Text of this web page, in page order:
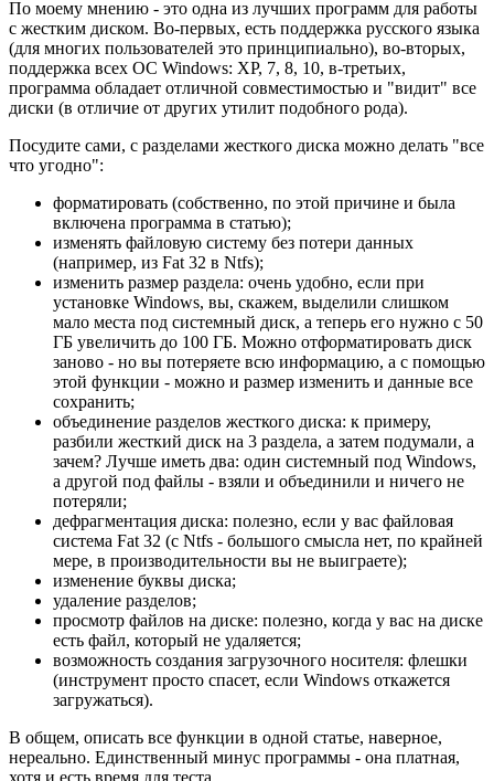
По моему мнению - это одна из лучших программ для работы
с жестким диском. Во-первых, есть поддержка русского языка
(для многих пользователей это принципиально), во-вторых,
поддержка всех ОС Windows: XP, 7, 8, 10, в-третьих,
программа обладает отличной совместимостью и "видит" все
диски (в отличие от других утилит подобного рода).
Посудите сами, с разделами жесткого диска можно делать "все
что угодно":
форматировать (собственно, по этой причине и была
включена программа в статью);
изменять файловую систему без потери данных
(например, из Fat 32 в Ntfs);
изменить размер раздела: очень удобно, если при
установке Windows, вы, скажем, выделили слишком
мало места под системный диск, а теперь его нужно с 50
ГБ увеличить до 100 ГБ. Можно отформатировать диск
заново - но вы потеряете всю информацию, а с помощью
этой функции - можно и размер изменить и данные все
сохранить;
объединение разделов жесткого диска: к примеру,
разбили жесткий диск на 3 раздела, а затем подумали, а
зачем? Лучше иметь два: один системный под Windows,
а другой под файлы - взяли и объединили и ничего не
потеряли;
дефрагментация диска: полезно, если у вас файловая
система Fat 32 (с Ntfs - большого смысла нет, по крайней
мере, в производительности вы не выиграете);
изменение буквы диска;
удаление разделов;
просмотр файлов на диске: полезно, когда у вас на диске
есть файл, который не удаляется;
возможность создания загрузочного носителя: флешки
(инструмент просто спасет, если Windows откажется
загружаться).
В общем, описать все функции в одной статье, наверное,
нереально. Единственный минус программы - она платная,
хотя и есть время для теста...